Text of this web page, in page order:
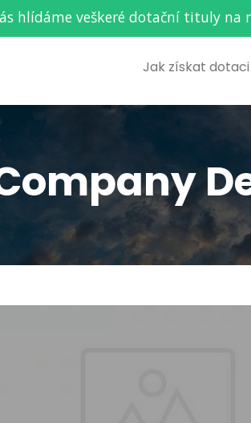
hlídáme veškeré dotační tituly na
Jak získat dotaci